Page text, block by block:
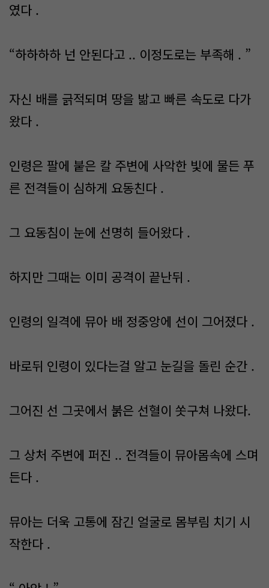
였다 .
“하하하하 넌 안된다고 .. 이정도로는 부족해 . ”
자신 배를 긁적되며 땅을 밞고 빠른 속도로 다가
왔다 .
인령은 팔에 붙은 칼 주변에 사악한 빛에 물든 푸
른 전격들이 심하게 요동친다 .
그 요동침이 눈에 선명히 들어왔다 .
하지만 그때는 이미 공격이 끝난뒤 .
인령의 일격에 뮤아 배 정중앙에 선이 그어졌다 .
바로뒤 인령이 있다는걸 알고 눈길을 돌린 순간 .
그어진 선 그곳에서 붉은 선혈이 쏫구쳐 나왔다.
그 상처 주변에 퍼진 .. 전격들이 뮤아몸속에 스며
든다 .
뮤아는 더욱 고통에 잠긴 얼굴로 몸부림 치기 시
작한다 .